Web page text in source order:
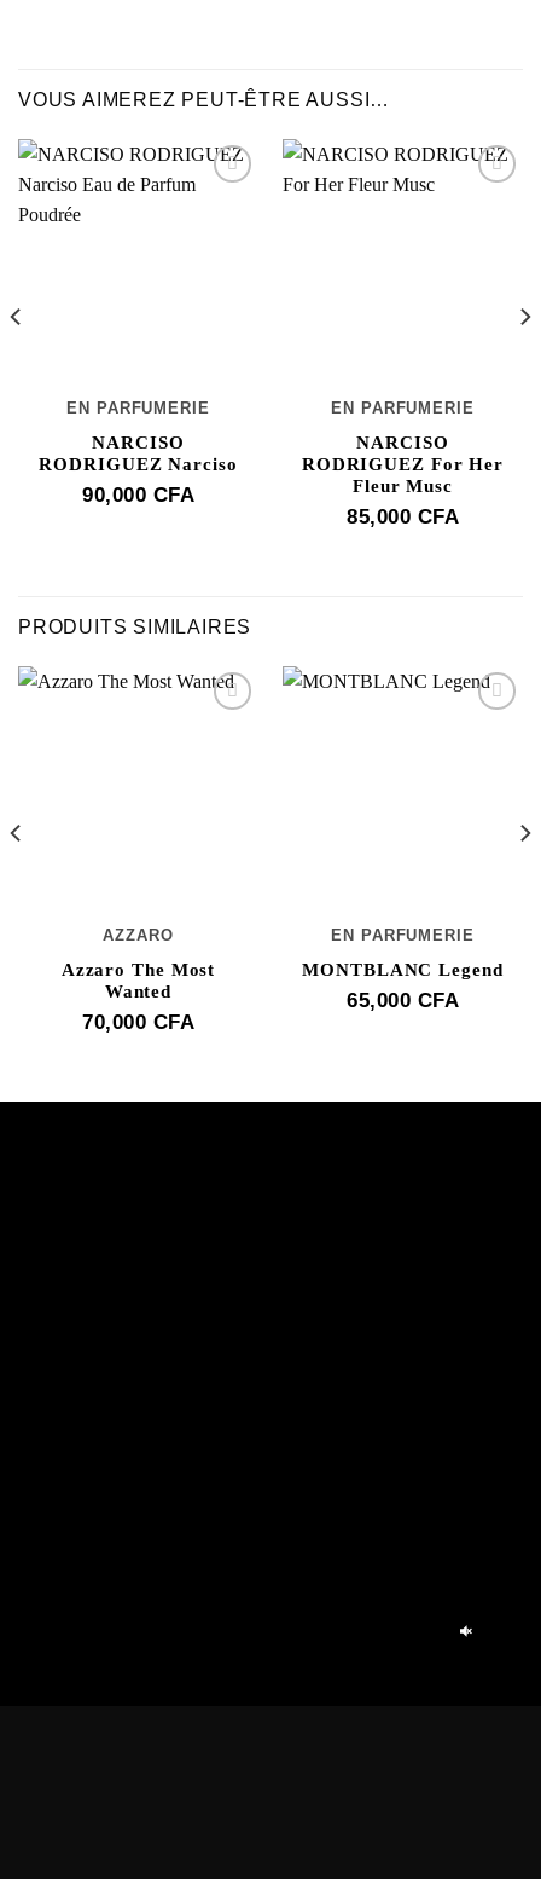
VOUS AIMEREZ PEUT-ÊTRE AUSSI…
EN PARFUMERIE
NARCISO
RODRIGUEZ Narciso
90,000 CFA
EN PARFUMERIE
NARCISO
RODRIGUEZ For Her
Fleur Musc
85,000 CFA
PRODUITS SIMILAIRES
AZZARO
Azzaro The Most
Wanted
70,000 CFA
EN PARFUMERIE
MONTBLANC Legend
65,000 CFA